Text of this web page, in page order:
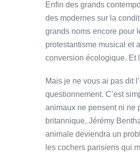
Enfin des grands
des modernes sur la
grands noms encore pour
protestantisme musical et
conversion écologique. Et
Mais je ne vous ai pas dit
questionnement. C’est
animaux ne pensent ni ne
britannique, Jérémy
animale deviendra un
les cochers parisiens qui